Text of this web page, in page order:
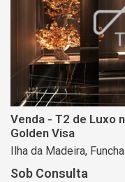
Venda - T2 de Luxo no VARINO 08 - Elegível para
Golden Visa
Ilha da Madeira, Funchal
Sob Consulta